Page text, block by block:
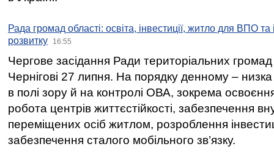
Рада громад області: освіта, інвестиції, житло для ВПО
розвитку
16:55
Чергове засідання Ради територіальних громад
Чернігові 27 липня. На порядку денному –
в полі зору й на контролі ОВА, зокрема освоєння
робота центрів життєстійкості, забезпечення
переміщених осіб житлом, розроблення
забезпечення сталого мобільного зв’язку.